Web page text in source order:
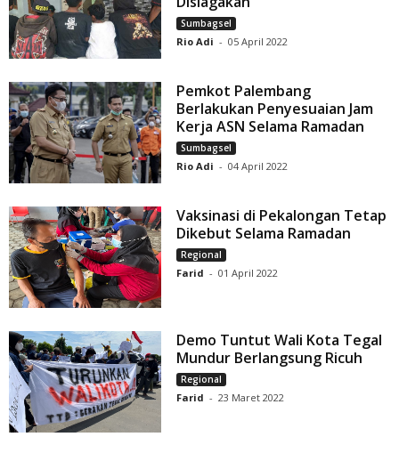
Sumbagsel
Rio Adi - 05 April 2022
Pemkot Palembang
Berlakukan Penyesuaian Jam
Kerja ASN Selama Ramadan
Sumbagsel
Rio Adi - 04 April 2022
Vaksinasi di Pekalongan Tetap
Dikebut Selama Ramadan
Regional
Farid - 01 April 2022
Demo Tuntut Wali Kota Tegal
Mundur Berlangsung Ricuh
Regional
Farid - 23 Maret 2022